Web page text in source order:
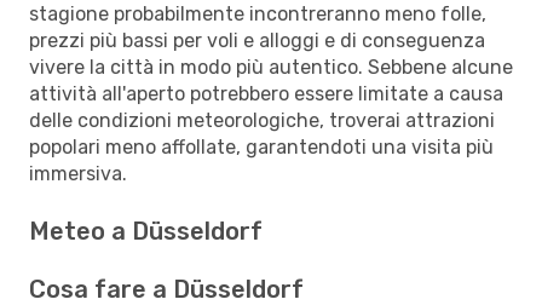
stagione probabilmente incontreranno meno folle,
prezzi più bassi per voli e alloggi e di conseguenza
vivere la città in modo più autentico. Sebbene alcune
attività all'aperto potrebbero essere limitate a causa
delle condizioni meteorologiche, troverai attrazioni
popolari meno affollate, garantendoti una visita più
immersiva.
Meteo a Düsseldorf
Cosa fare a Düsseldorf